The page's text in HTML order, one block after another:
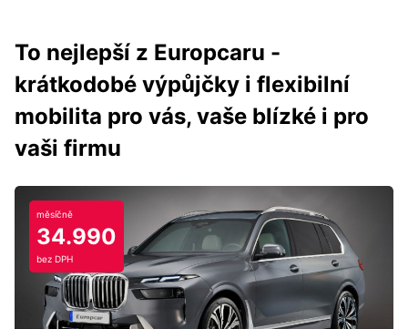
To nejlepší z Europcaru -
krátkodobé výpůjčky i flexibilní
mobilita pro vás, vaše blízké i pro
vaši firmu
měsíčně
34.990
bez DPH